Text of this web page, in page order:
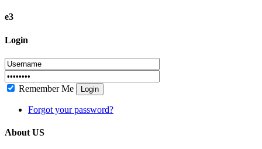
e3
Login
Remember Me Login
Forgot your password?
About US